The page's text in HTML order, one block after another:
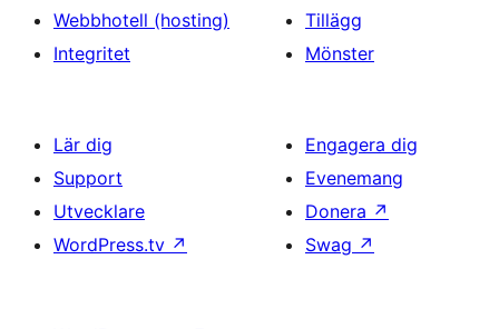
Webbhotell (hosting)
Integritet
Tillägg
Mönster
Lär dig
Support
Utvecklare
WordPress.tv ↗
Engagera dig
Evenemang
Donera ↗
Swag ↗